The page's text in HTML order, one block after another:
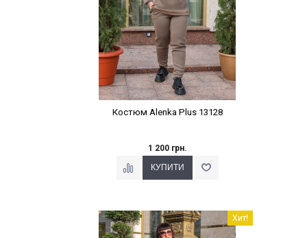
Костюм Alenka Plus 13128
1 200 грн.
Наклейки Варіант з % Хит!